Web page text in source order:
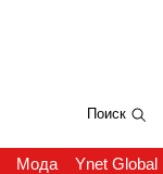
Поиск
Мода Ynet Global